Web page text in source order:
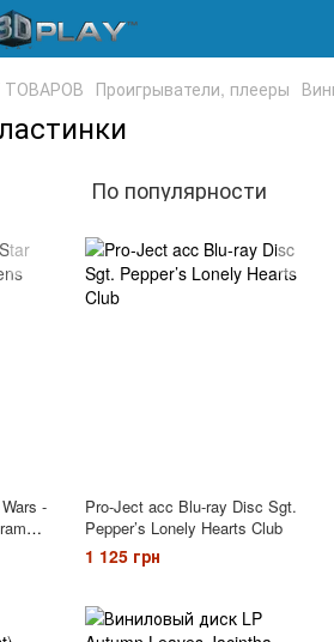
ТОВАРОВ Проигрыватели, плееры
По популярности
-
Pro-Ject acc Blu-ray Disc Sgt.
Pepper’s Lonely Hearts Club
1 125 грн